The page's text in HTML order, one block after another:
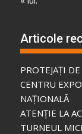
Articole
PROTEJAȚI
CENTRU
NAȚIONALĂ
ATENȚIE LA
TURNEUL